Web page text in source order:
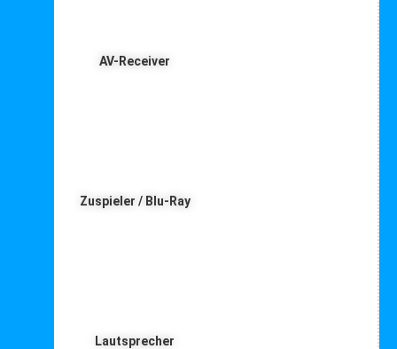
AV-Receiver
Zuspieler / Blu-Ray
Lautsprecher